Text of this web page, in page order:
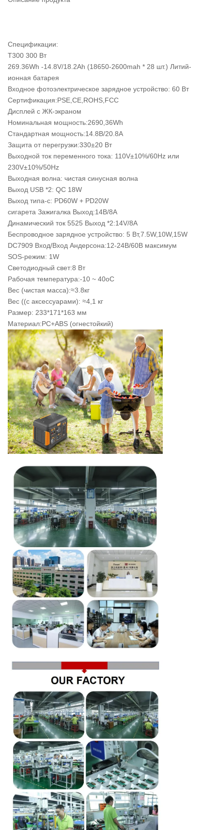
Спецификации:
T300 300 Вт
269.36Wh -14.8V/18.2Ah (18650-2600mah * 28 шт.) Литий-
ионная батарея
Входное фотоэлектрическое зарядное устройство: 60 Вт
Сертификация:PSE,CE,ROHS,FCC
Дисплей с ЖК-экраном
Номинальная мощность:2690,36Wh
Стандартная мощность:14.8В/20.8А
Защита от перегрузки:330±20 Вт
Выходной ток переменного тока: 110V±10%/60Hz или
230V±10%/50Hz
Выходная волна: чистая синусная волна
Выход USB *2: QC 18W
Выход типа-с: PD60W + PD20W
сигарета Зажигалка Выход:14В/8А
Динамический ток 5525 Выход *2:14V/8A
Беспроводное зарядное устройство: 5 Вт,7.5W,10W,15W
DC7909 Вход/Вход Андерсона:12-24В/60В максимум
SOS-режим: 1W
Светодиодный свет:8 Вт
Рабочая температура:-10 ~ 40oC
Вес (чистая масса):≈3.8кг
Вес ((с аксессуарами): ≈4,1 кг
Размер: 233*171*163 мм
Материал:PC+ABS (огнестойкий)